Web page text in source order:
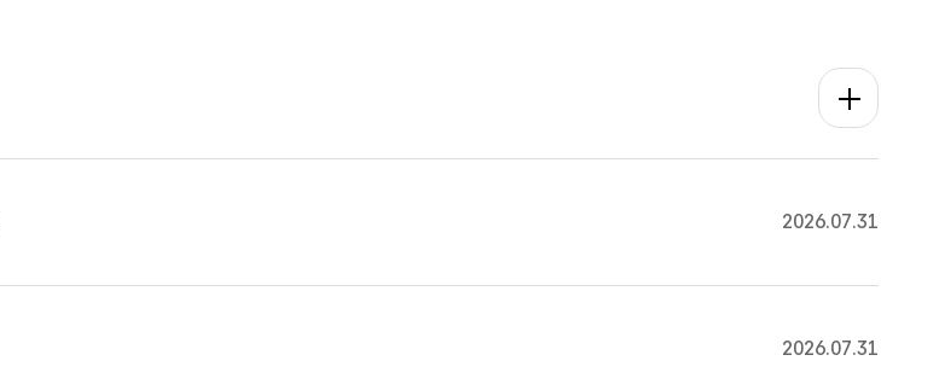
2026.07.31
2026.07.31
더보기